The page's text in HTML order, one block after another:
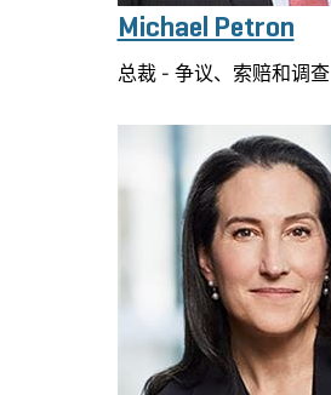
Michael Petron
总裁 - 争议、索赔和调查